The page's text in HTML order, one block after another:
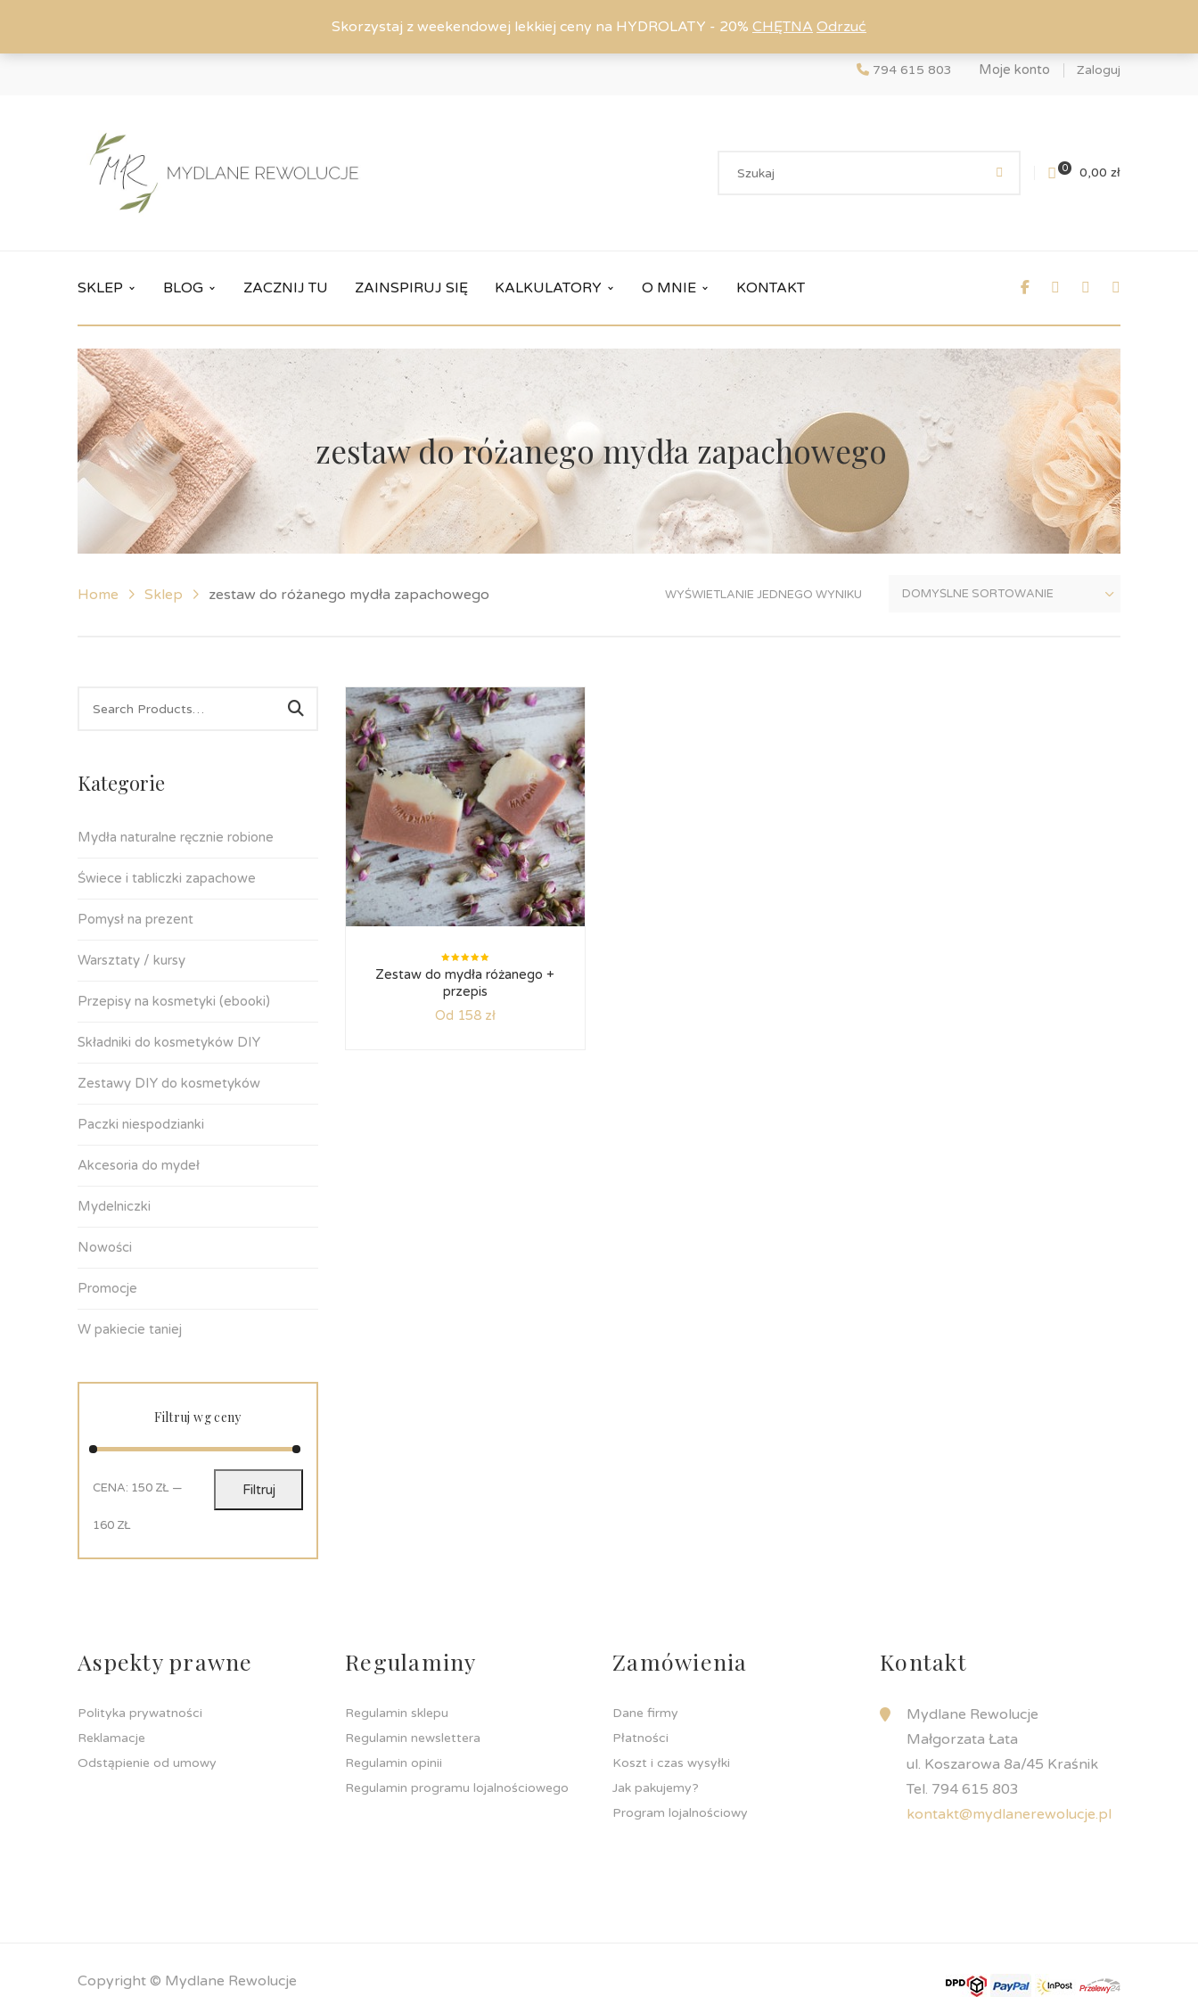
Skorzystaj z weekendowej lekkiej ceny na HYDROLATY - 20% CHĘTNA Odrzuć
794 615 803 Moje konto Zaloguj
0 0,00 zł
SKLEP BLOG ZACZNIJ TU ZAINSPIRUJ SIĘ KALKULATORY O MNIE KONTAKT
zestaw do różanego mydła zapachowego
Home Sklep zestaw do różanego mydła zapachowego WYŚWIETLANIE JEDNEGO WYNIKU
Kategorie
Mydła naturalne ręcznie robione
Świece i tabliczki zapachowe
Pomysł na prezent
Warsztaty / kursy
Przepisy na kosmetyki (ebooki)
Składniki do kosmetyków DIY
Zestawy DIY do kosmetyków
Paczki niespodzianki
Akcesoria do mydeł
Mydelniczki
Nowości
Promocje
W pakiecie taniej
Filtruj wg ceny
Filtruj
CENA: 150 ZŁ —
160 ZŁ
Oceniono
5.00na
Zestaw do mydła różanego +
przepis
Od 158 zł
Aspekty prawne
Polityka prywatności
Reklamacje
Odstąpienie od umowy
Regulaminy
Regulamin sklepu
Regulamin newslettera
Regulamin opinii
Regulamin programu lojalnościowego
Zamówienia
Dane firmy
Płatności
Koszt i czas wysyłki
Jak pakujemy?
Program lojalnościowy
Kontakt
Mydlane Rewolucje
Małgorzata Łata
ul. Koszarowa 8a/45 Kraśnik
Tel. 794 615 803
kontakt@mydlanerewolucje.pl
Copyright © Mydlane Rewolucje